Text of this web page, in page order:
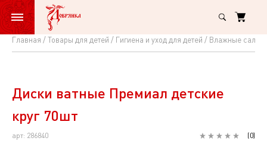
Главная Товары для детей Гигиена и уход для детей Влажные
Диски
Премиал
детские
круг
Диски ватные Премиал детские
круг 70шт
арт: 286840 (0)